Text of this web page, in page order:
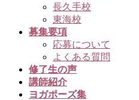
長久手校
東海校
募集要項
応募について
よくある質問
修了生の声
講師紹介
ヨガポーズ集